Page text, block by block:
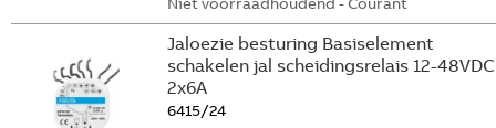
Jaloezie besturing Basiselement
schakelen jal scheidingsrelais 12-48VDC
2x6A
6415/24